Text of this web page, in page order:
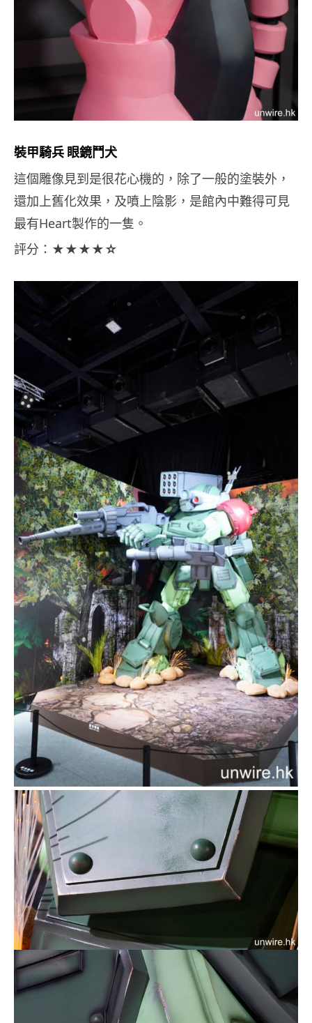
裝甲騎兵 眼鏡鬥犬
這個雕像見到是很花心機的，除了一般的塗裝外，
還加上舊化效果，及噴上陰影，是館內中難得可見
最有Heart製作的一隻。
評分： ★★★★☆